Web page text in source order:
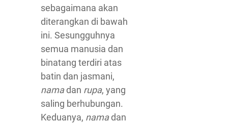
sebagaimana akan
diterangkan di bawah
ini. Sesungguhnya
semua manusia dan
binatang terdiri atas
batin dan jasmani,
namadan rupa, yang
saling berhubungan.
Keduanya, namadan